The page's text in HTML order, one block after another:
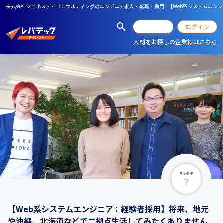
株式会社ジェネスティコンサルティングのエンジニア求人・転職・採用 | 【Web系システムエ
ログイン
人材をお探しの企業様はこちら
マッチ率
【Web系システムエンジニア：経験者採用】将来、地元
や沖縄、北海道などで二拠点生活してみたくありません